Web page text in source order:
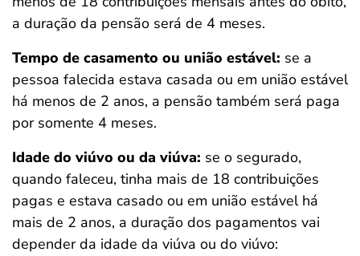
a duração da pensão será de 4 meses.
Tempo de casamento ou união estável: se a
pessoa falecida estava casada ou em união estável
há menos de 2 anos, a pensão também será paga
por somente 4 meses.
Idade do viúvo ou da viúva: se o segurado,
quando faleceu, tinha mais de 18 contribuições
pagas e estava casado ou em união estável há
mais de 2 anos, a duração dos pagamentos vai
depender da idade da viúva ou do viúvo: